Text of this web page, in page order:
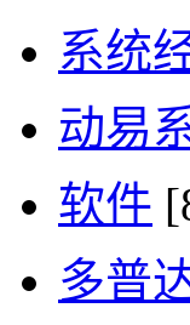
系统
动易
软件
多普